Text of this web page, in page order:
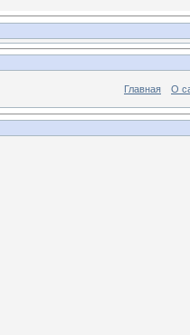
Главная О